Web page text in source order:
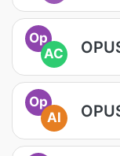
Op
AC
Op
AI